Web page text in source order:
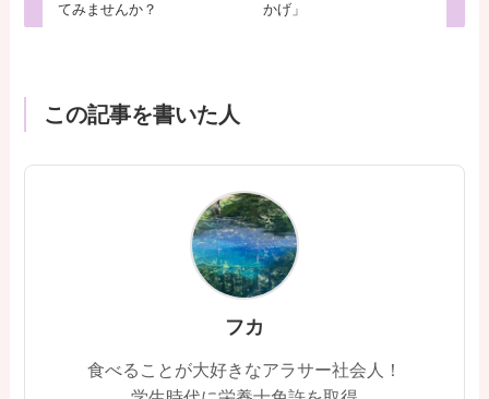
てみませんか？
かげ」
この記事を書いた人
フカ
食べることが大好きなアラサー社会人！